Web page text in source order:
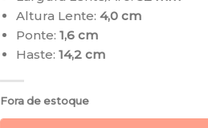
Altura Lente: 4,0 cm
Ponte: 1,6 cm
Haste: 14,2 cm
Fora de estoque